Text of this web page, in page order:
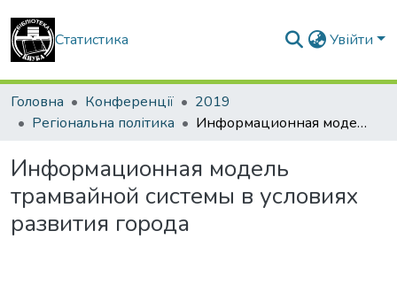
Статистика Увійти
Головна Конференції
2019
Регіональна політика
Информационная модель трамвайной системы в условиях развития города
Информационная модель
трамвайной системы в условиях
развития города